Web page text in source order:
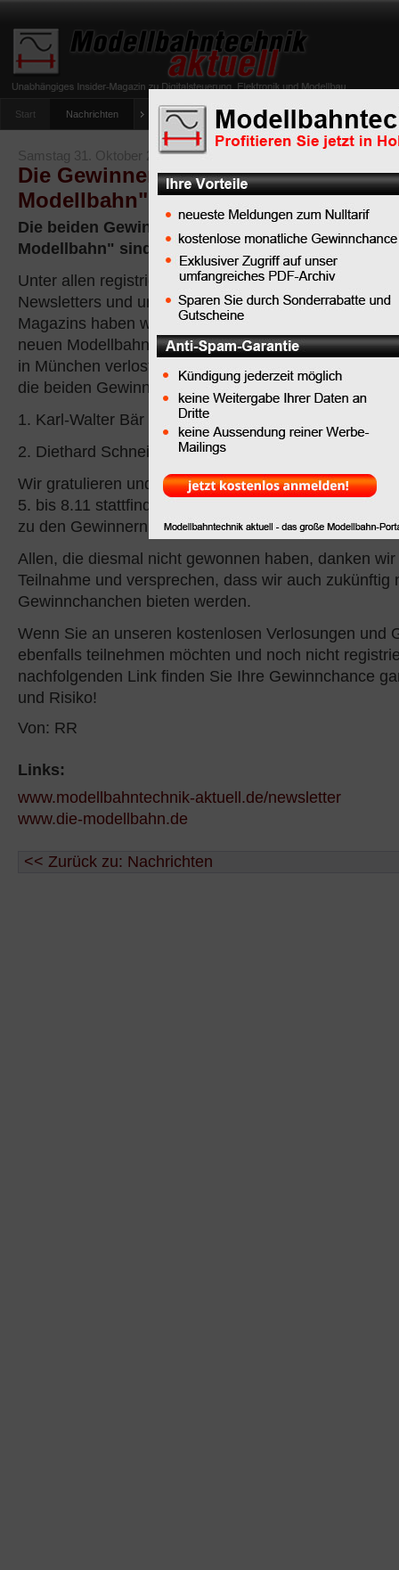
Start Nachrichten Tipps Newsletter Archiv Magazin
umfrage-viessmann-multiprotokoll-lichtdecoder
Samstag 31. Oktober 2009
Die Gewinner der Eintrittskarten für
Modellbahn" München
Die beiden Gewinner je einer VIP-Eintrittskarte
Modellbahn" sind gezogen
Unter allen registrierten Lesern unseres
Newsletters und unseres Modellbahn-
Magazins haben wir 2 x 1 Eintrittskarte zur
neuen Modellbahn-Messe "Die Modellbahn"
in München verlost. Heute morgen hat unsere
die beiden Gewinner gezogen:
1. Karl-Walter Bär aus 79639 Grenzach-Wyhlen
2. Diethard Schneider aus 81825 München
Wir gratulieren und wünschen einen tollen Tag auf
5. bis 8.11 stattfindet. Die Eintrittskarten sind bereits
zu den Gewinnern.
Allen, die diesmal nicht gewonnen haben, danken
Teilnahme und versprechen, dass wir auch zukünftig
Gewinnchanchen bieten werden.
Wenn Sie an unseren kostenlosen Verlosungen und
ebenfalls teilnehmen möchten und noch nicht
nachfolgenden Link finden Sie Ihre Gewinnchance
und Risiko!
Von: RR
Links:
www.modellbahntechnik-aktuell.de/newsletter
www.die-modellbahn.de
<< Zurück zu: Nachrichten